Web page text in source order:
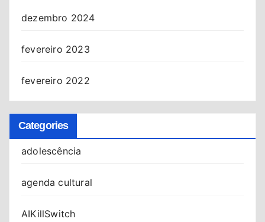
dezembro 2024
fevereiro 2023
fevereiro 2022
Categories
adolescência
agenda cultural
AIKillSwitch